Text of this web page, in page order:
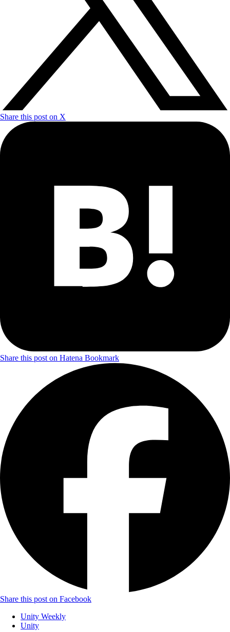
Share this post on X
Share this post on Hatena Bookmark
Share this post on Facebook
Unity Weekly
Unity